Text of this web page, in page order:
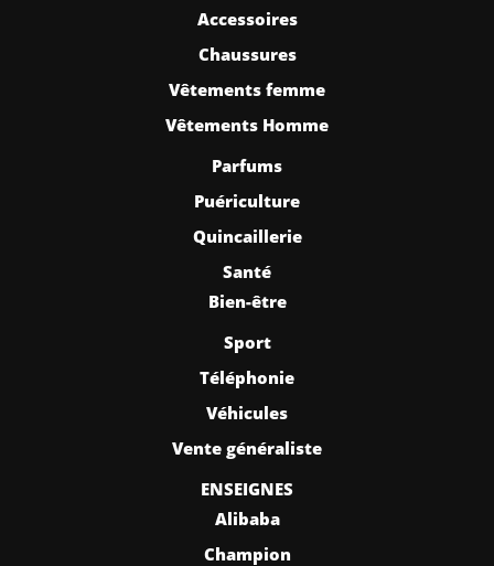
Accessoires
Chaussures
Vêtements femme
Vêtements Homme
Parfums
Puériculture
Quincaillerie
Santé
Bien-être
Sport
Téléphonie
Véhicules
Vente généraliste
ENSEIGNES
Alibaba
Champion